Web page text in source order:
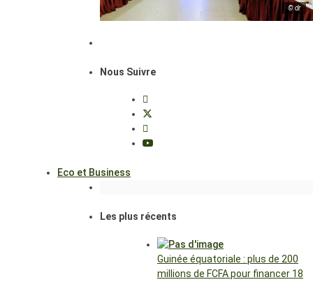
© dr
Nous Suivre
Eco et Business
Les plus récents
Guinée équatoriale : plus de 200
millions de FCFA pour financer 18